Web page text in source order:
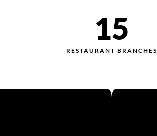
RESTAURANT BRANCHES
15